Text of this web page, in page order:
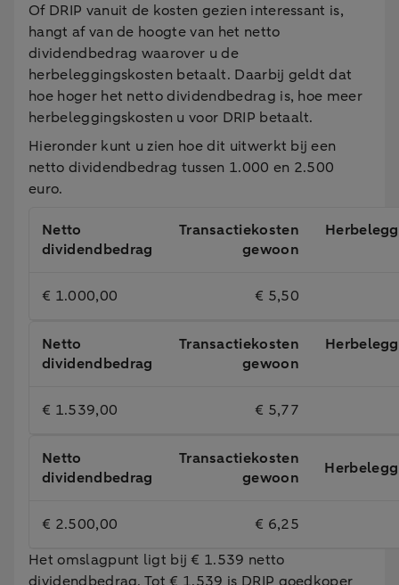
Of DRIP vanuit de kosten gezien interessant is,
hangt af van de hoogte van het netto
dividendbedrag waarover u de
herbeleggingskosten betaalt. Daarbij geldt dat
hoe hoger het netto dividendbedrag is, hoe meer
herbeleggingskosten u voor DRIP betaalt.
Hieronder kunt u zien hoe dit uitwerkt bij een
netto dividendbedrag tussen 1.000 en 2.500
euro.
Netto
dividendbedrag
Transactiekosten
gewoon
€ 1.000,00 € 5,50
Netto
dividendbedrag
Transactiekosten
gewoon
€ 1.539,00 € 5,77
Netto
dividendbedrag
Transactiekosten
gewoon
€ 2.500,00
€ 6,25
Het omslagpunt ligt bij € 1.539 netto